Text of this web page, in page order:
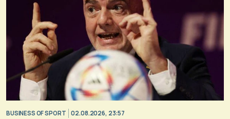
BUSINESS OF SPORT 02.08.2026, 23:57